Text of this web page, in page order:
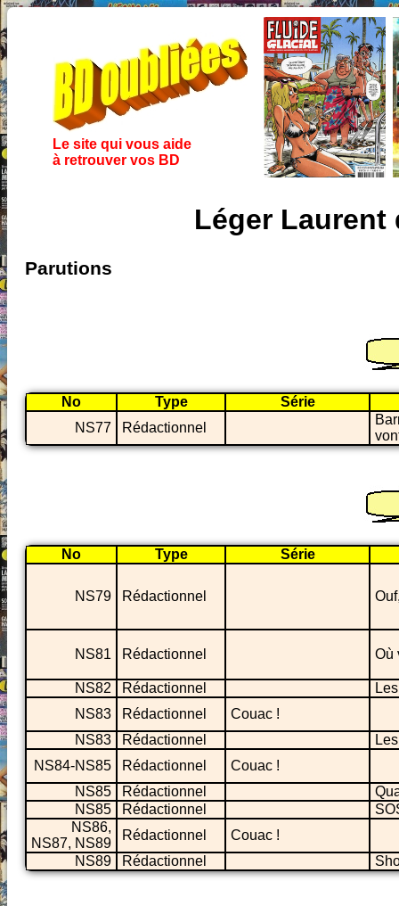
Le site qui vous aide
à retrouver vos BD
Léger Laurent
Parutions
No Type
Série
NS77
Rédactionnel
No Type Série
NS79 Rédactionnel
NS81 Rédactionnel Où
NS82 Rédactionnel
NS83
Rédactionnel
Couac !
NS83
Rédactionnel
NS84-NS85
Rédactionnel
Couac !
NS85
Rédactionnel
NS85
Rédactionnel
NS86,
NS87, NS89
Rédactionnel
Couac !
NS89
Rédactionnel